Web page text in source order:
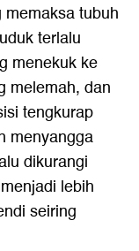
tubuh
terlalu
menekuk ke
melemah, dan
tengkurap
menyangga
dikurangi
lebih
seiring